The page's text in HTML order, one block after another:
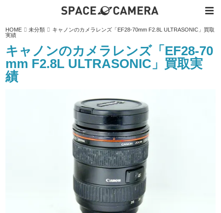
容
キ
ッ
プ
HOME 未分類
キャノンのカメラレンズ「EF28-70mm F2.8L ULTRASONIC」買取
実績
キャノンのカメラレンズ「EF28-70
mm F2.8L ULTRASONIC」買取実
績